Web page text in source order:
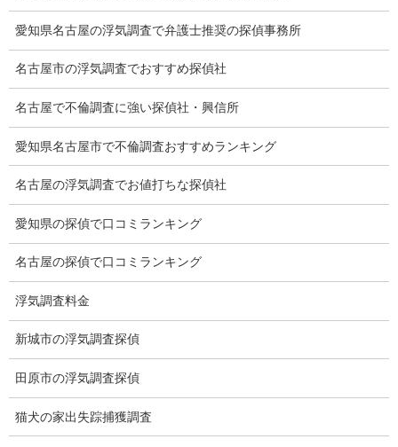
探偵業法
法令遵守
推奨・提携法律事務所
ブログ
探偵エッセイ
探偵コラム
子供の虐待
児童虐待防止対策
愛知県名古屋の浮気調査で弁護士推奨の探偵事務所
名古屋市の浮気調査でおすすめ探偵社
名古屋で不倫調査に強い探偵社・興信所
愛知県名古屋市で不倫調査おすすめランキング
名古屋の浮気調査でお値打ちな探偵社
愛知県の探偵で口コミランキング
名古屋の探偵で口コミランキング
浮気調査料金
新城市の浮気調査探偵
田原市の浮気調査探偵
猫犬の家出失踪捕獲調査